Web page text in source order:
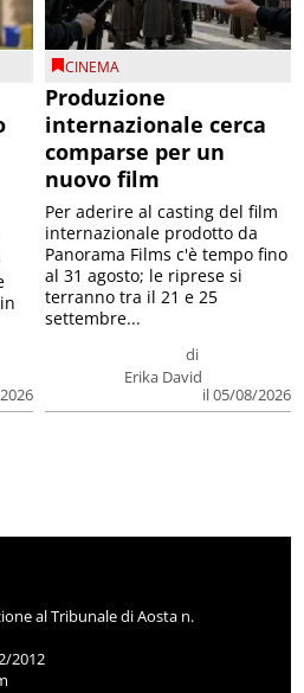
CINEMA
Produzione
internazionale cerca
comparse per un
nuovo film
di
Erika David
il 05/08/2026
Per aderire al casting del film
internazionale prodotto da
Panorama Films c'è tempo fino
al 31 agosto; le riprese si
terranno tra il 21 e 25
settembre...
al Tribunale di Aosta n.
2012